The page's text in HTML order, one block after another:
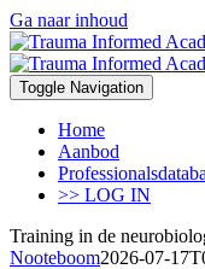
Ga naar inhoud
Toggle Navigation
Home
Aanbod
>> LOG IN
Training in de
Nooteboom2026-07-